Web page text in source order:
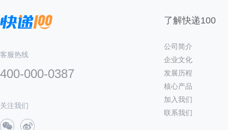
客服热线
400-000-0387
关注我们
了解快递100
公司简介
企业文化
发展历程
核心产品
加入我们
联系我们